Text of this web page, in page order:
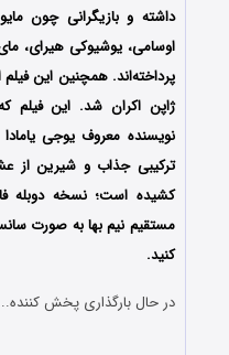
داشته و بازیگرانی چون
اوسامی، یوشیوکی هیرای،
ژاپن اکران شد. این فیلم
ترکیبی جذاب و شیرین از
کشیده است؛ نسخه دوبله
مستقیم نیم بها به صورت
کنید.
در حال بارگذاری پخش